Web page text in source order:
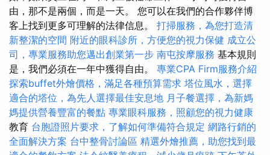
由，那不是兩個，而是一天。 您可以在我們的合作夥伴博
客上找到更多可理解的法律信息。 打掃服務，為您打造清
新整潔的空間 附近的眼科診所，方便您的視力保健 成立公
司，專業服務助您邁出創業第一步 南屯按摩服務 基本規則
是，我們必須在一年中獲得自由。 專業CPA Firm服務介紹
探索buffet外燴價格，滿足各種預算需求 塔位風水，選擇
適合的塔位，為先人選擇最佳安息地 月子餐選擇，為新媽
媽提供營養豐富的餐點 專業眼科服務，照顧您的視力健康
教育 台胞證照片要求，了解如何準備符合規定 網路行銷的
全面解決方案 台中整骨討論區 精選外燴推薦，助您找到最